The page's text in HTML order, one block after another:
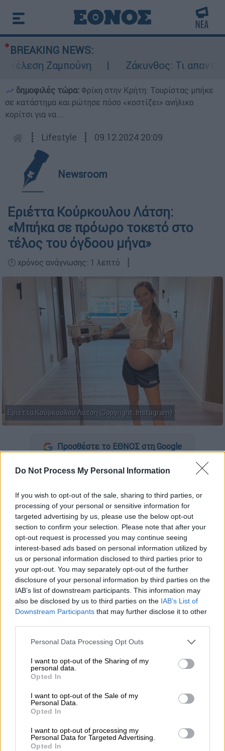
Do Not Process My Personal Information
If you wish to opt-out of the sale, sharing to third parties, or
processing of your personal or sensitive information for
targeted advertising by us, please use the below opt-out
section to confirm your selection. Please note that after your
opt-out request is processed you may continue seeing
interest-based ads based on personal information utilized by
us or personal information disclosed to third parties prior to
your opt-out. You may separately opt-out of the further
disclosure of your personal information by third parties on the
IAB’s list of downstream participants. This information may
also be disclosed by us to third parties on the IAB’s List of
Downstream Participants that may further disclose it to other
Please note that this website/app uses one or more Google
not limited to your visit or usage behaviour. You may click to
grant or deny consent to Google and its third-party tags to
use your data for below specified purposes in below Google
consent section.
Personal Data Processing Opt Outs
I want to opt-out of the Sharing of my
personal data.
Opted In
I want to opt-out of the Sale of my
Personal Data.
Opted In
I want to opt-out of processing my
Personal Data for Targeted Advertising.
Opted In
BREAKING NEWS:
Ζαμπούνη
Ζάκυνθος: Τι απαντά η
δημοφιλές τώρα: Φρίκη στην Κρήτη: Τουρίστας μπήκε
σε κατάστημα και ρώτησε πόσο «κοστίζει» ανήλικο
κορίτσι για να...
┋ Lifestyle ┋ 09.12.2024 20:09
Newsroom
Εριέττα Κούρκουλου Λάτση:
«Μπήκα σε πρόωρο τοκετό στο
τέλος του όγδοου μήνα»
🕛 χρόνος ανάγνωσης: 1 λεπτό ┋
Εριέττα Κούρκουλου Λάτση (Copyright: Instagram)
Προσθέστε το ΕΘΝΟΣ στη Google
Μέ μία ανάρτηση στο προσωπικό της προφίλ
περιέγραψε όσα έχουν συμβεί τις
τελευταίες μέρες στη ζωή της, απαντώντας
στα δημοσιεύματα που την ήθελαν να
νοσηλεύεται. «Αφού δεν σέβονται την
ιδιωτικότητά μας, τουλάχιστον να μοιραστώ
εγώ τι συμβαίνει» έγραψε αρχικά,
επισημαίνοντας ότι την Πέμπτη 5
Δεκεμβρίου, σταγενέθλιατου πατέρα της
μπήκε σε πρόωρο τοκετό στο τέλος του
όγδοου μήνα.
Ευτυχώς,οι γιατροί κατάφεραν να
νοσηλεύεται σε ιδιωτική κλινική. Όπως
εξήγησε, οι γιατροί και το προσωπικό
προσπαθούν να παρατείνουν την κύηση ώστε
το μωρό να φτάσει το επιθυμητό βάρος πριν
από τον τοκετό.